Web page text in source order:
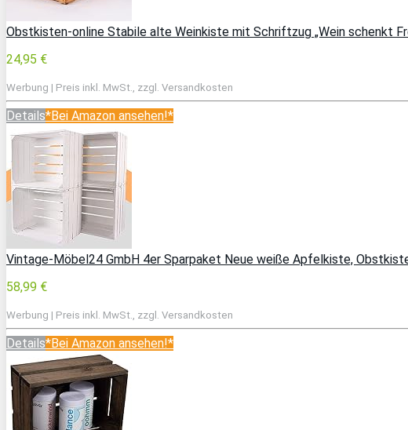
Obstkisten-online Stabile alte Weinkiste mit Schriftzug „Wein schenkt
24,95 €
Werbung | Preis inkl. MwSt., zzgl. Versandkosten
Details*Bei Amazon ansehen!*
Vintage-Möbel24 GmbH 4er Sparpaket Neue weiße Apfelkiste,
58,99 €
Werbung | Preis inkl. MwSt., zzgl. Versandkosten
Details*Bei Amazon ansehen!*